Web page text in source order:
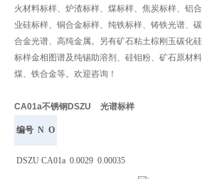
火材料标样、炉渣标样、煤标样、焦炭标样、铝
业硅标样、铜合金标样、纯铁标样、铸铁光谱、
合金光谱、高纯金属。另有矿石粘土棕刚玉碳化
标样金相图谱及纯锡助溶剂、硅钼粉、矿石原材
煤、铁合金等。欢迎咨询！
CA01a不锈钢DSZU 光谱标样
编号 N O
DSZU CA01a 0.0029 0.00035